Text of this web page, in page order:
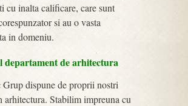
cu inalta calificare, care sunt
si au o vasta
in domeniu.
de arhitectura
dispune de proprii nostri
arhitectura. Stabilim impreuna cu